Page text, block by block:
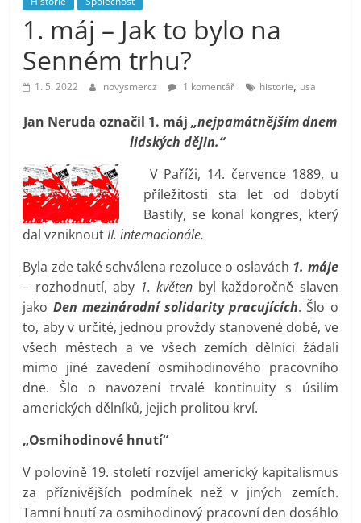
prospívá?
1. máj – Jak to bylo na
Senném trhu?
1. 5. 2022 novysmercz 1 komentář historie, usa
Jan Neruda označil 1. máj„nejpamátnějším dnem
lidských dějin.“
V Paříži, 14. července 1889, u
příležitosti sta let od dobytí
Bastily, se konal kongres, který
dal vzniknoutII. internacionále.
Byla zde také schválena rezoluce o oslavách 1. máje
– rozhodnutí, aby 1. květen byl každoročně slaven
jako Den mezinárodní solidarity pracujících. Šlo o
to, aby v určité, jednou provždy stanovené době, ve
všech městech a ve všech zemích dělníci žádali
mimo jiné zavedení osmihodinového pracovního
dne. Šlo o navození trvalé kontinuity s úsilím
amerických dělníků, jejich prolitou krví.
„Osmihodinové hnutí“
V polovině 19. století rozvíjel americký kapitalismus
za příznivějších podmínek než v jiných zemích.
Tamní hnutí za osmihodinový pracovní den dosáhlo